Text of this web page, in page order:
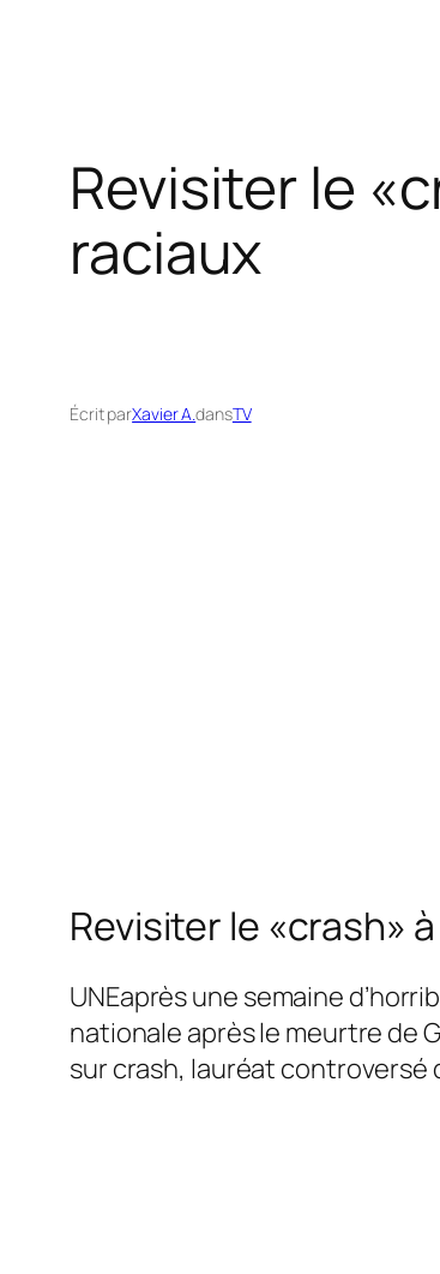
Revisiter le
raciaux
Écrit parXavier A.dansTV
Revisiter le «crash»
UNEaprès une semaine
nationale après le meurtre de
sur crash, lauréat controversé